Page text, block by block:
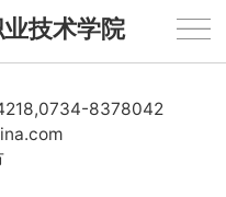
技术学院
8378042